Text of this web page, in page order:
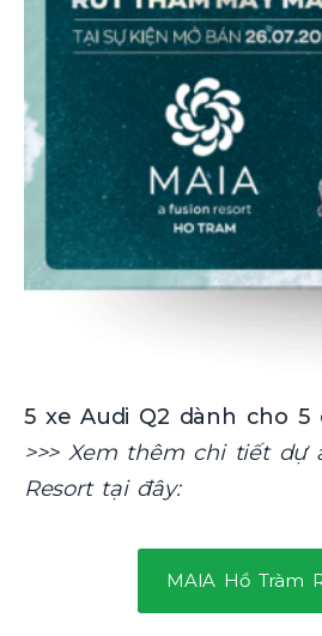
5 xe Audi Q2 dành cho
>>> Xem thêm chi tiết dự
Resort tại đây:
MAIA Hồ Tràm